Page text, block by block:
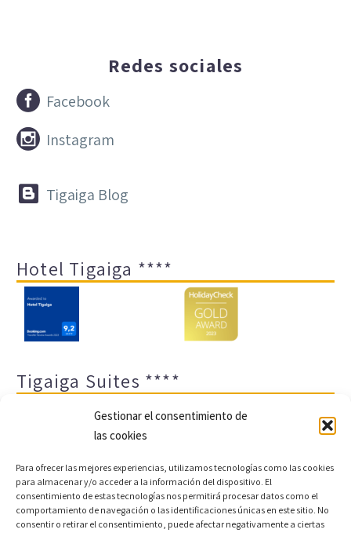
Gestionar el consentimiento de
las cookies
Para ofrecer las mejores experiencias, utilizamos tecnologías como las cookies
para almacenar y/o acceder a la información del dispositivo. El
consentimiento de estas tecnologías nos permitirá procesar datos como el
comportamiento de navegación o las identificaciones únicas en este sitio. No
consentir o retirar el consentimiento, puede afectar negativamente a ciertas
Redes sociales

 Facebook

 Instagram

 Tigaiga Blog
Hotel Tigaiga ****
Tigaiga Suites ****
Aviso legal y política de privacidad
Transparencia